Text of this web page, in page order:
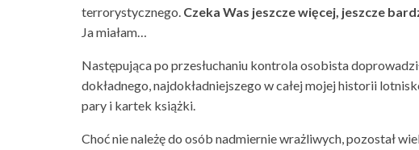
terrorystycznego. Czeka Was jeszcze więcej, jeszcze
Ja miałam…
Następująca po przesłuchaniu kontrola osobista
dokładnego, najdokładniejszego w całej mojej historii
pary i kartek książki.
Choć nie należę do osób nadmiernie wrażliwych, pozostał